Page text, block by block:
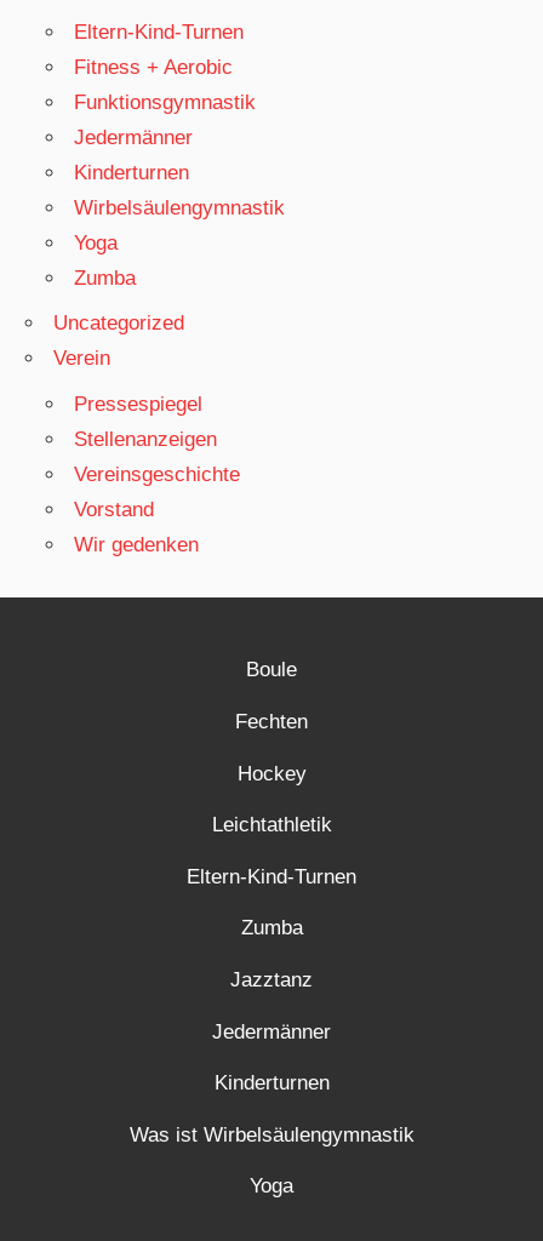
Eltern-Kind-Turnen
Fitness + Aerobic
Funktionsgymnastik
Jedermänner
Kinderturnen
Wirbelsäulengymnastik
Yoga
Zumba
Uncategorized
Verein
Pressespiegel
Stellenanzeigen
Vereinsgeschichte
Vorstand
Wir gedenken
Boule
Fechten
Hockey
Leichtathletik
Eltern-Kind-Turnen
Zumba
Jazztanz
Jedermänner
Kinderturnen
Was ist Wirbelsäulengymnastik
Yoga